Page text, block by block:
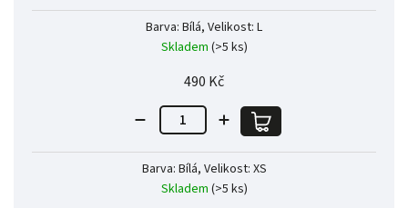
Barva: Bílá, Velikost: L
Skladem (>5 ks)
490 Kč
Barva: Bílá, Velikost: XS
Skladem (>5 ks)